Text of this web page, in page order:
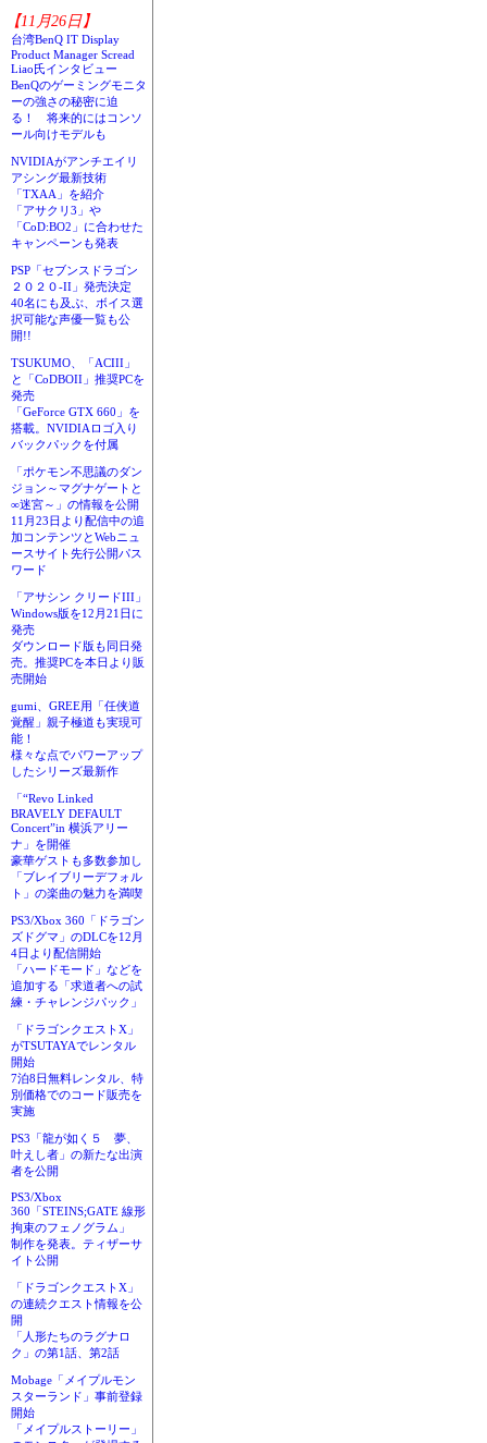
【11月26日】
台湾BenQ IT Display
Product Manager Scread
Liao氏インタビュー
BenQのゲーミングモニタ
ーの強さの秘密に迫
る！ 将来的にはコンソ
ール向けモデルも
NVIDIAがアンチエイリ
アシング最新技術
「TXAA」を紹介
「アサクリ3」や
「CoD:BO2」に合わせた
キャンペーンも発表
PSP「セブンスドラゴン
２０２０-II」発売決定
40名にも及ぶ、ボイス選
択可能な声優一覧も公
開!!
TSUKUMO、「ACIII」
と「CoDBOII」推奨PCを
発売
「GeForce GTX 660」を
搭載。NVIDIAロゴ入り
バックパックを付属
「ポケモン不思議のダン
ジョン～マグナゲートと
∞迷宮～」の情報を公開
11月23日より配信中の追
加コンテンツとWebニュ
ースサイト先行公開パス
ワード
「アサシン クリードIII」
Windows版を12月21日に
発売
ダウンロード版も同日発
売。推奨PCを本日より販
売開始
gumi、GREE用「任侠道
覚醒」親子極道も実現可
能！
様々な点でパワーアップ
したシリーズ最新作
「“Revo Linked
BRAVELY DEFAULT
Concert”in 横浜アリー
ナ」を開催
豪華ゲストも多数参加し
「ブレイブリーデフォル
ト」の楽曲の魅力を満喫
PS3/Xbox 360「ドラゴン
ズドグマ」のDLCを12月
4日より配信開始
「ハードモード」などを
追加する「求道者への試
練・チャレンジパック」
「ドラゴンクエストX」
がTSUTAYAでレンタル
開始
7泊8日無料レンタル、特
別価格でのコード販売を
実施
PS3「龍が如く５ 夢、
叶えし者」の新たな出演
者を公開
PS3/Xbox
360「STEINS;GATE 線形
拘束のフェノグラム」
制作を発表。ティザーサ
イト公開
「ドラゴンクエストX」
の連続クエスト情報を公
開
「人形たちのラグナロ
ク」の第1話、第2話
Mobage「メイプルモン
スターランド」事前登録
開始
「メイプルストーリー」